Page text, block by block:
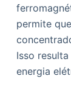
permite
Isso
energia